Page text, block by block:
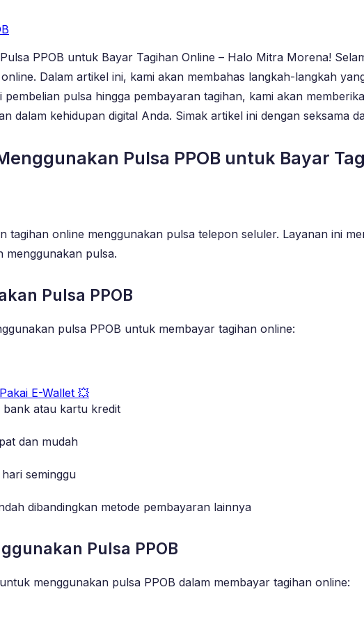
PPOB untuk Bayar Tagihan Online – Halo Mitra Morena!
Dalam artikel ini, kami akan membahas langkah-langkah
pembelian pulsa hingga pembayaran tagihan, kami akan
dalam kehidupan digital Anda. Simak artikel ini dengan seksama
Pulsa PPOB untuk Bayar
tagihan online menggunakan pulsa telepon seluler. Layanan ini
menggunakan pulsa.
Pulsa PPOB
pulsa PPOB untuk membayar tagihan online:
E-Wallet 💥
bank atau kartu kredit
dan mudah
seminggu
dibandingkan metode pembayaran lainnya
Pulsa PPOB
menggunakan pulsa PPOB dalam membayar tagihan online: